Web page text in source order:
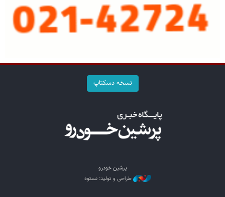
نسخه دسکتاپ
پرشین خودرو
طراحی و تولید: نستوه